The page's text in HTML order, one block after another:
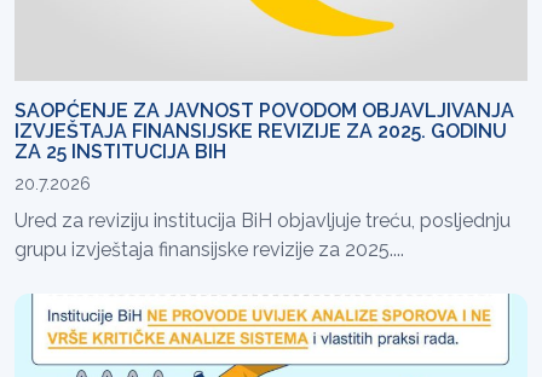
SAOPĆENJE ZA JAVNOST POVODOM OBJAVLJIVANJA
IZVJEŠTAJA FINANSIJSKE REVIZIJE ZA 2025. GODINU
ZA 25 INSTITUCIJA BIH
20.7.2026
Ured za reviziju institucija BiH objavljuje treću, posljednju
grupu izvještaja finansijske revizije za 2025....